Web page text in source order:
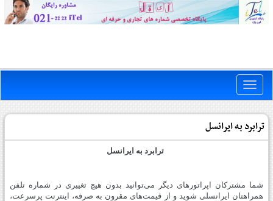
Toggle
ترابرد به ایرانسل
ترابرد به ایرانسل
شما مشترکان اپراتورهای دیگر می‌توانید بدون هیچ تغییری در شماره تلفن
همراهتان ایرانسلی شوید و از قیمت‌های مقرون به صرفه، اینترنت پرسرعت،